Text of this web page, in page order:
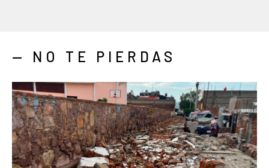
— NO TE PIERDAS